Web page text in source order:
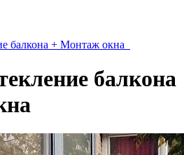
балкона + Mонтаж окна
балкона